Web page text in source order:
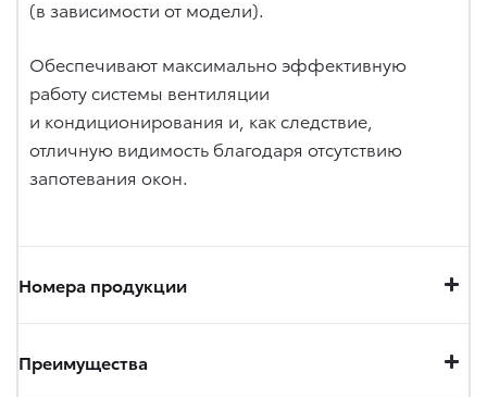
(в зависимости от модели).
Обеспечивают максимально эффективную
работу системы вентиляции
и кондиционирования и, как следствие,
отличную видимость благодаря отсутствию
запотевания окон.
Номера продукции
Преимущества